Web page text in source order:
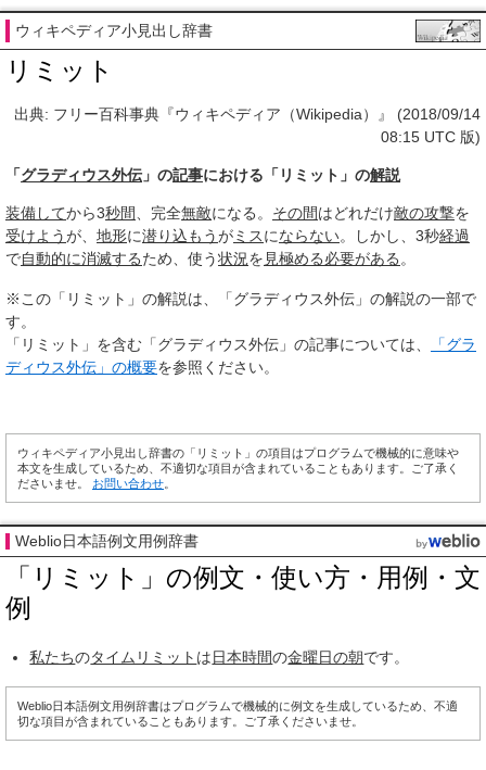
ウィキペディア小見出し辞書
リミット
出典: フリー百科事典『ウィキペディア（Wikipedia）』 (2018/09/14
08:15 UTC 版)
「グラディウス外伝 」の記事における「リミット」の解説
装備してから3秒間、完全無敵になる。 その間はどれだけ敵の攻撃を
受けようが、 地形に潜り込もうがミスにならない。しかし、3秒経過
で自動的に消滅するため、使う状況を 見極める必要がある。
※この「リミット」の解説は、「グラディウス外伝」の解説の一部で
す。
「リミット」を含む「グラディウス外伝」の記事については、
「グラ
ディウス外伝」の概要を参照ください。
ウィキペディア小見出し辞書の「リミット」の項目はプログラムで機械的に意味や
本文を生成しているため、不適切な項目が含まれていることもあります。ご了承く
ださいませ。 お問い合わせ
Weblio日本語例文用例辞書
「リミット」の例文・使い方・用例・文
例
私たちのタイムリミット は日本時間の金曜日の朝です。
Weblio日本語例文用例辞書はプログラムで機械的に例文を生成しているため、不適
切な項目が含まれていることもあります。ご了承くださいませ。